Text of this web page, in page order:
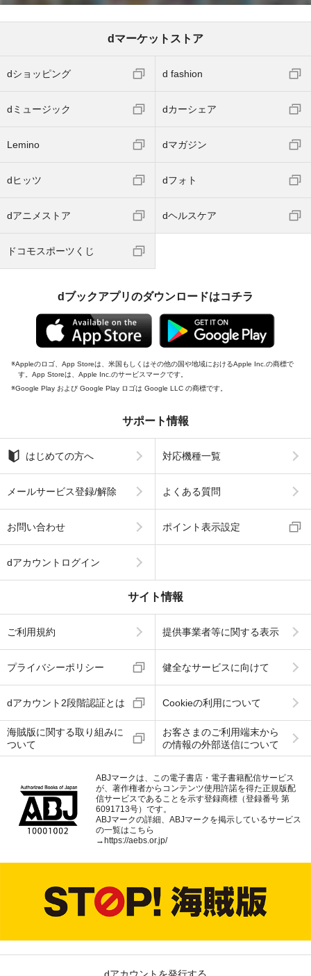
dマーケットストア
dショッピング d fashion
dミュージック dカーシェア
Lemino dマガジン
dヒッツ dフォト
dアニメストア dヘルスケア
ドコモスポーツくじ
dブックアプリのダウンロードはコチラ
Appleのロゴ、App Storeは、米国もしくはその他の国や地域におけるApple Inc.の商標で
す。App Storeは、Apple Inc.のサービスマークです。
Google Play および Google Play ロゴは Google LLC の商標です。
サポート情報
はじめての方へ 対応機種一覧
メールサービス登録/解除 よくある質問
お問い合わせ ポイント表示設定
dアカウントログイン
サイト情報
ご利用規約 提供事業者等に関する表示
プライバシーポリシー 健全なサービスに向けて
dアカウント2段階認証とは Cookieの利用について
海賊版に関する取り組みに
ついて
お客さまのご利用端末から
の情報の外部送信について
ABJマークは、この電子書店・電子書籍配信サービス
が、著作権者からコンテンツ使用許諾を得た正規版配
信サービスであることを示す登録商標（登録番号 第
6091713号）です。
ABJマークの詳細、ABJマークを掲示しているサービス
の一覧はこちら
→ https://aebs.or.jp/